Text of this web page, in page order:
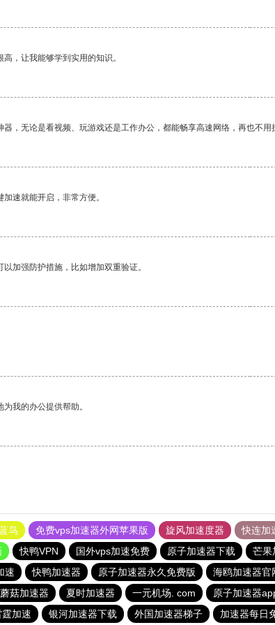
，让我能够学到实用的知识。
，无论是看视频、玩游戏还是工作办公，都能畅享高速网络，再也不
速就能开启，非常方便。
加强防护措施，比如增加双重验证。
我的办公提供帮助。
鸟 免费vps加速器外网苹果版 旋风加速度器 快连加
快鸭VPN 国外vps加速免费 原子加速器下载 芒果
速 快鸭加速器 原子加速器永久免费版 海鸥加速器官
蘑菇加速器 夏时加速器 一元机场. com 原子加速器
霆加速 银河加速器下载 外国加速器梯子 加速器每日